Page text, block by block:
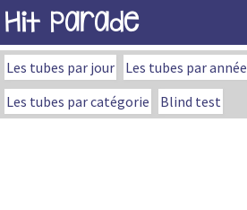
Hit Parade
Les tubes par jour Les tubes par année
Les tubes par catégorie
Blind test